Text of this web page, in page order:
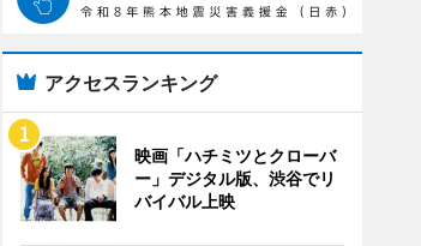
アクセスランキング
映画「ハチミツとクローバ
ー」デジタル版、渋谷でリ
バイバル上映